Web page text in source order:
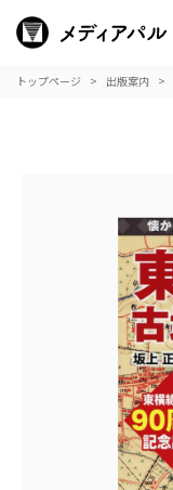
トップページ 出版案内